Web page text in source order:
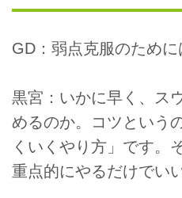
GD：弱点克服のため
黒宮：いかに早く、ス
めるのか。コツという
くいくやり方」です。
重点的にやるだけでい